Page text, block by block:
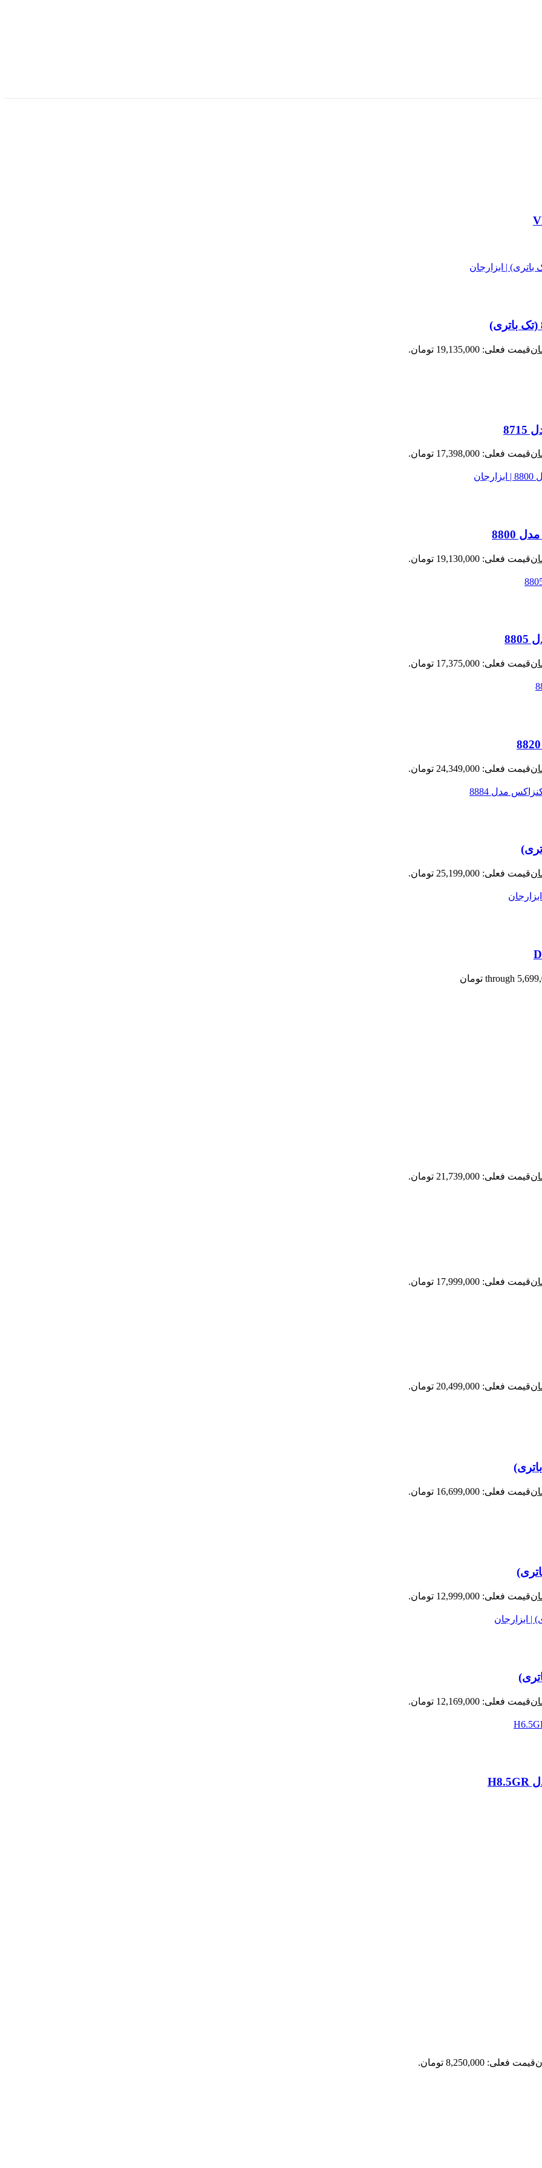
قیمت فعلی: 19,135,000 تومان.
قیمت فعلی: 17,398,000 تومان.
قیمت فعلی: 19,130,000 تومان.
قیمت فعلی: 17,375,000 تومان.
قیمت فعلی: 24,349,000 تومان.
قیمت فعلی: 25,199,000 تومان.
قیمت فعلی: 21,739,000 تومان.
قیمت فعلی: 17,999,000 تومان.
قیمت فعلی: 20,499,000 تومان.
قیمت فعلی: 16,699,000 تومان.
قیمت فعلی: 12,999,000 تومان.
قیمت فعلی: 12,169,000 تومان.
قیمت فعلی: 8,250,000 تومان.